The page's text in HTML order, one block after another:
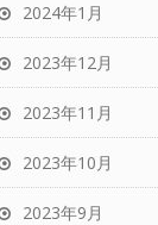
2024年1月
2023年12月
2023年11月
2023年10月
2023年9月